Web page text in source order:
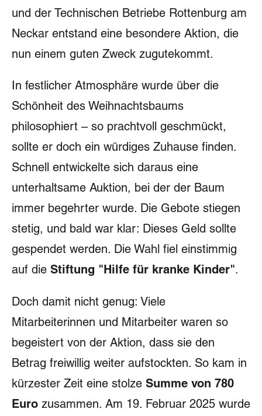
und der Technischen Betriebe Rottenburg am
Neckar entstand eine besondere Aktion, die
nun einem guten Zweck zugutekommt.
In festlicher Atmosphäre wurde über die
Schönheit des Weihnachtsbaums
philosophiert – so prachtvoll geschmückt,
sollte er doch ein würdiges Zuhause finden.
Schnell entwickelte sich daraus eine
unterhaltsame Auktion, bei der der Baum
immer begehrter wurde. Die Gebote stiegen
stetig, und bald war klar: Dieses Geld sollte
gespendet werden. Die Wahl fiel einstimmig
auf die Stiftung "Hilfe für kranke Kinder".
Doch damit nicht genug: Viele
Mitarbeiterinnen und Mitarbeiter waren so
begeistert von der Aktion, dass sie den
Betrag freiwillig weiter aufstockten. So kam in
kürzester Zeit eine stolze Summe von 780
Euro zusammen. Am 19. Februar 2025 wurde
Graustufen
Großer Mauszeiger
Lesehilfe
Links unterstreichen
Animationen ausschalten
Hoher Kontrast